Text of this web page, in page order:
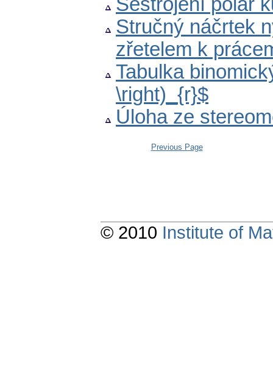
Sestrojení polár
Stručný náčrtek
zřetelem k
Tabulka
\right)_{r}$
Úloha ze
Previous Page
© 2010 Institute of